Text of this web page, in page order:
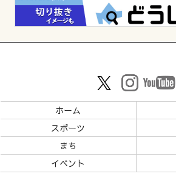
ホーム
スポーツ
まち
イベント